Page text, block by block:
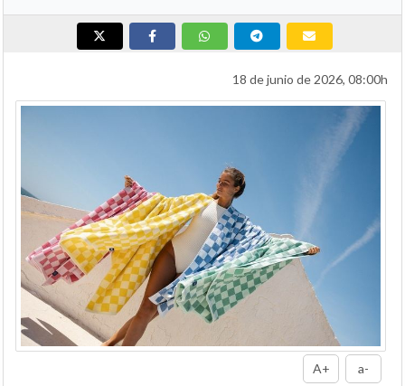
18 de junio de 2026, 08:00h
A+ a-